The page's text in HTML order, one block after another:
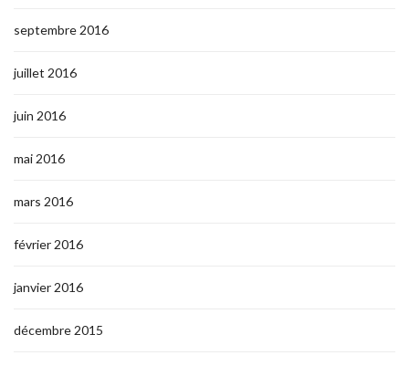
septembre 2016
juillet 2016
juin 2016
mai 2016
mars 2016
février 2016
janvier 2016
décembre 2015